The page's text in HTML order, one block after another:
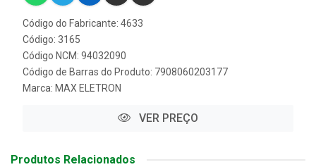
Código do Fabricante: 4633
Código: 3165
Código NCM: 94032090
Código de Barras do Produto: 7908060203177
Marca: MAX ELETRON
VER PREÇO
Produtos Relacionados